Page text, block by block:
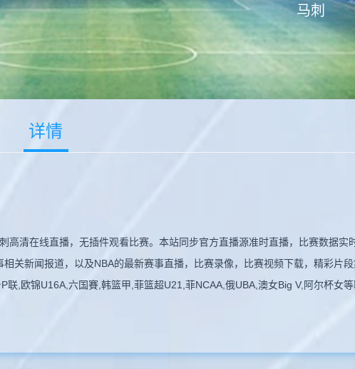
马刺
详情
高清在线直播，无插件观看比赛。本站同步官方直播源准时直播，比赛数据实
关新闻报道，以及NBA的最新赛事直播，比赛录像，比赛视频下载，精彩片段
,欧锦U16A,六国賽,韩篮甲,菲篮超U21,菲NCAA,俄UBA,澳女Big V,阿尔杯女